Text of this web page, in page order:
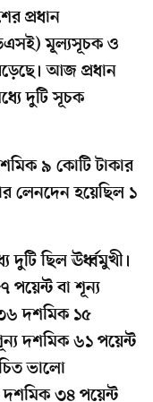
প্রধান
মূল্যসূচক ও
আজ প্রধান
দুটি সূচক
৯ কোটি টাকার
লেনদেন হয়েছিল ১
ছিল ঊর্ধ্বমুখী।
পয়েন্ট বা শূন্য
দশমিক ১৫
দশমিক ৬১ পয়েন্ট
ভালো
৩৪ পয়েন্ট